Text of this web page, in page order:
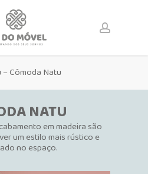
account
Cômoda Natu
NATU
em madeira são
um estilo mais rústico e
no espaço.